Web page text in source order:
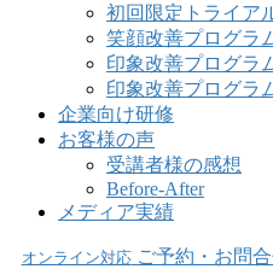
初回限定トライア
笑顔改善プログラ
印象改善プログラ
印象改善プログラ
企業向け研修
お客様の声
受講者様の感想
Before-After
メディア実績
オンライン対応ご予約・お問